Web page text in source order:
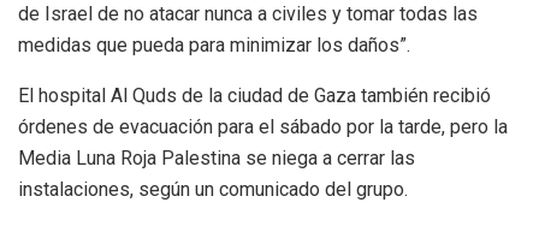
de Israel de no atacar nunca a civiles y tomar todas las
medidas que pueda para minimizar los daños”.
El hospital Al Quds de la ciudad de Gaza también recibió
órdenes de evacuación para el sábado por la tarde, pero la
Media Luna Roja Palestina se niega a cerrar las
instalaciones, según un comunicado del grupo.